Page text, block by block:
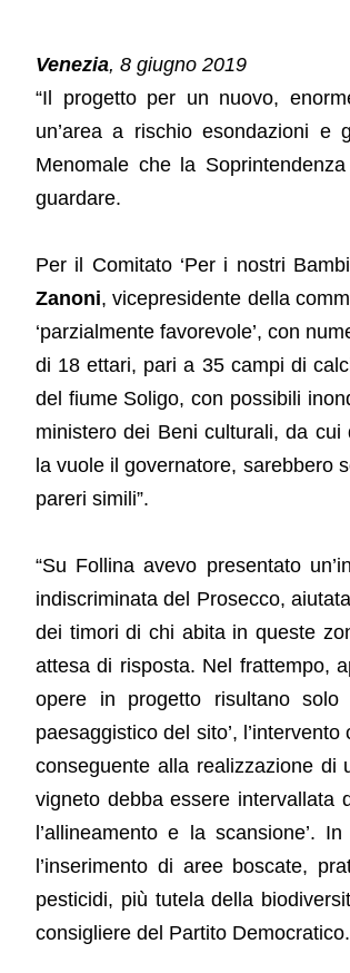
Venezia, 8 giugno 2019
“Il progetto per un nuovo,
un’area a rischio esondazioni e
Menomale che la
guardare.
Per il Comitato ‘Per i nostri
Zanoni, vicepresidente della
‘parzialmente favorevole’, con
di 18 ettari, pari a 35 campi di
del fiume Soligo, con possibili
ministero dei Beni culturali, da cui
la vuole il governatore, sarebbero
pareri simili”.
“Su Follina avevo presentato
indiscriminata del Prosecco,
dei timori di chi abita in queste
attesa di risposta. Nel frattempo,
opere in progetto risultano
paesaggistico del sito’,
conseguente alla realizzazione di
vigneto debba essere intervallata
l’allineamento e la scansione’.
l’inserimento di aree boscate,
pesticidi, più tutela della
consigliere del Partito Democratico.